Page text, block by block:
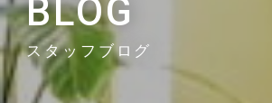
BLOG
スタッフブログ